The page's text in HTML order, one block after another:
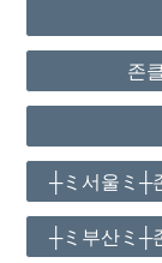
존
┼ミ서울ミ┼
┼ミ부산ミ┼